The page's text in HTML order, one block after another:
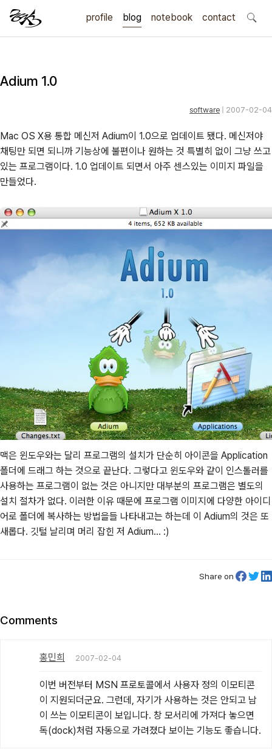
profile blog notebook contact
search
Adium 1.0
software | 2007-02-04
Mac OS X용 통합 메신저 Adium이 1.0으로 업데이트 됐다. 메신저야
채팅만 되면 되니까 기능상에 불편이나 원하는 것 특별히 없이 그냥 쓰고
있는 프로그램이다. 1.0 업데이트 되면서 아주 센스있는 이미지 파일을
만들었다.
맥은 윈도우와는 달리 프로그램의 설치가 단순히 아이콘을 Application
폴더에 드래그 하는 것으로 끝난다. 그렇다고 윈도우와 같이 인스톨러를
사용하는 프로그램이 없는 것은 아니지만 대부분의 프로그램은 별도의
설치 절차가 없다. 이러한 이유 때문에 프로그램 이미지에 다양한 아이디
어로 폴더에 복사하는 방법을들 나타내고는 하는데 이 Adium의 것은 또
새롭다. 깃털 날리며 머리 잡힌 저 Adium... :)
Share on
Comments
홍민희 2007-02-04
이번 버전부터 MSN 프로토콜에서 사용자 정의 이모티콘
이 지원되더군요. 그런데, 자기가 사용하는 것은 안되고 남
이 쓰는 이모티콘이 보입니다. 창 모서리에 가져다 놓으면
독(dock)처럼 자동으로 가려졌다 보이는 기능도 좋습니다.